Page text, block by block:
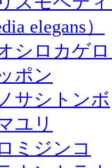
elegans）
シロカゲ
ポン
サシトンボ
ユリ
ミジンコ